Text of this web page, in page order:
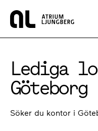
Hem
Lediga
Göteborg
Söker du kontor i